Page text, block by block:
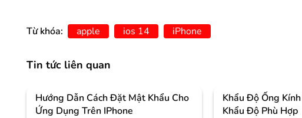
Từ khóa: apple ios 14 iPhone
Tin tức liên quan
Hướng Dẫn Cách Đặt Mật Khẩu Cho
Ứng Dụng Trên IPhone
Khẩu Độ Ống
Khẩu Độ Phù Hợp